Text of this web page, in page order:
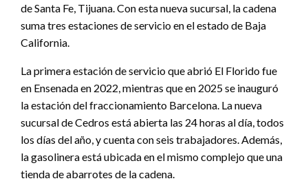
de Santa Fe, Tijuana. Con esta nueva sucursal, la cadena
suma tres estaciones de servicio en el estado de Baja
California.
La primera estación de servicio que abrió El Florido fue
en Ensenada en 2022, mientras que en 2025 se inauguró
la estación del fraccionamiento Barcelona. La nueva
sucursal de Cedros está abierta las 24 horas al día, todos
los días del año, y cuenta con seis trabajadores. Además,
la gasolinera está ubicada en el mismo complejo que una
tienda de abarrotes de la cadena.